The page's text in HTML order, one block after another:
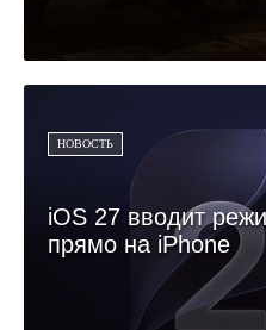
НОВОСТЬ
iOS 27 вводит
прямо на iPhone